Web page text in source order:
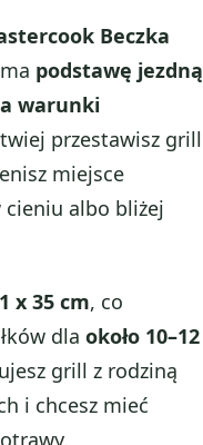
Beczka
ma podstawę jezdną
warunki
przestawisz grill
miejsce
albo bliżej
x 35 cm, co
dla około 10–12
grill z rodziną
i chcesz mieć